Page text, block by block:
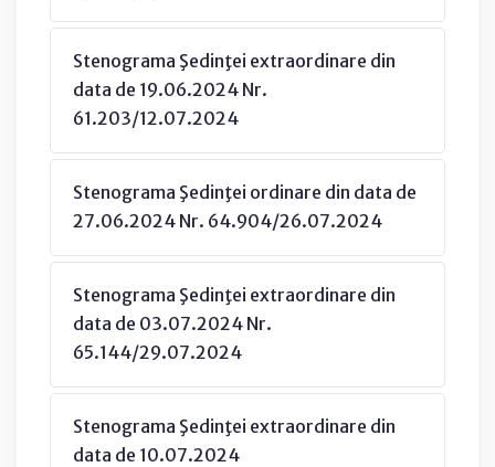
Stenograma Şedinţei extraordinare din
data de 19.06.2024 Nr.
61.203/12.07.2024
Stenograma Şedinţei ordinare din data de
27.06.2024 Nr. 64.904/26.07.2024
Stenograma Şedinţei extraordinare din
data de 03.07.2024 Nr.
65.144/29.07.2024
Stenograma Şedinţei extraordinare din
data de 10.07.2024